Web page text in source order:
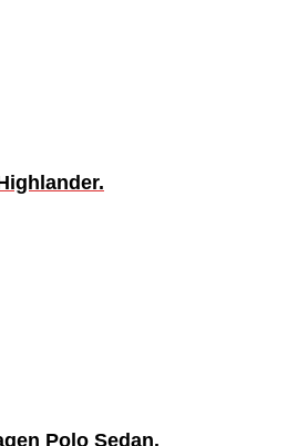
Polo Sedan.